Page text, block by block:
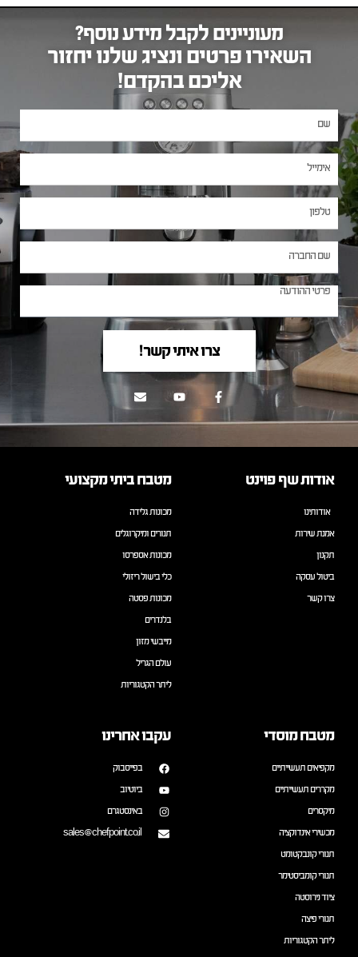
מעוניינים לקבל מידע נוסף?
השאירו פרטים ונציג שלנו יחזור
אליכם בהקדם!
צרו איתי קשר!
אודות שף פוינט
אודותינו
אמנת שירות
תקנון
ביטול עסקה
צרו קשר
מטבח ביתי מקצועי
מכונות גלידה
תנורים ומיקרוגלים
מכונות אספרסו
כלי בישול ריזולי
מכונות פסטה
בלנדרים
מייבשי מזון
עולם הגריל
ליתר הקטגוריות
מטבח מוסדי
מקפיאים תעשייתיים
מקררים תעשייתיים
מיקסרים
מכשירי אינדוקציה
תנורי קונבקטומט
תנורי קומביסטימר
ציוד נירוסטה
תנורי פיצה
ליתר הקטגוריות
עקבו אחרינו
בפייסבוק
ביוטיוב
באינסטגרם
sales@chefpoint.co.il